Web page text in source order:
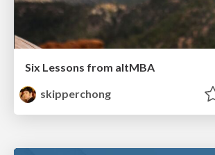
Six Lessons from altMBA
skipperchong